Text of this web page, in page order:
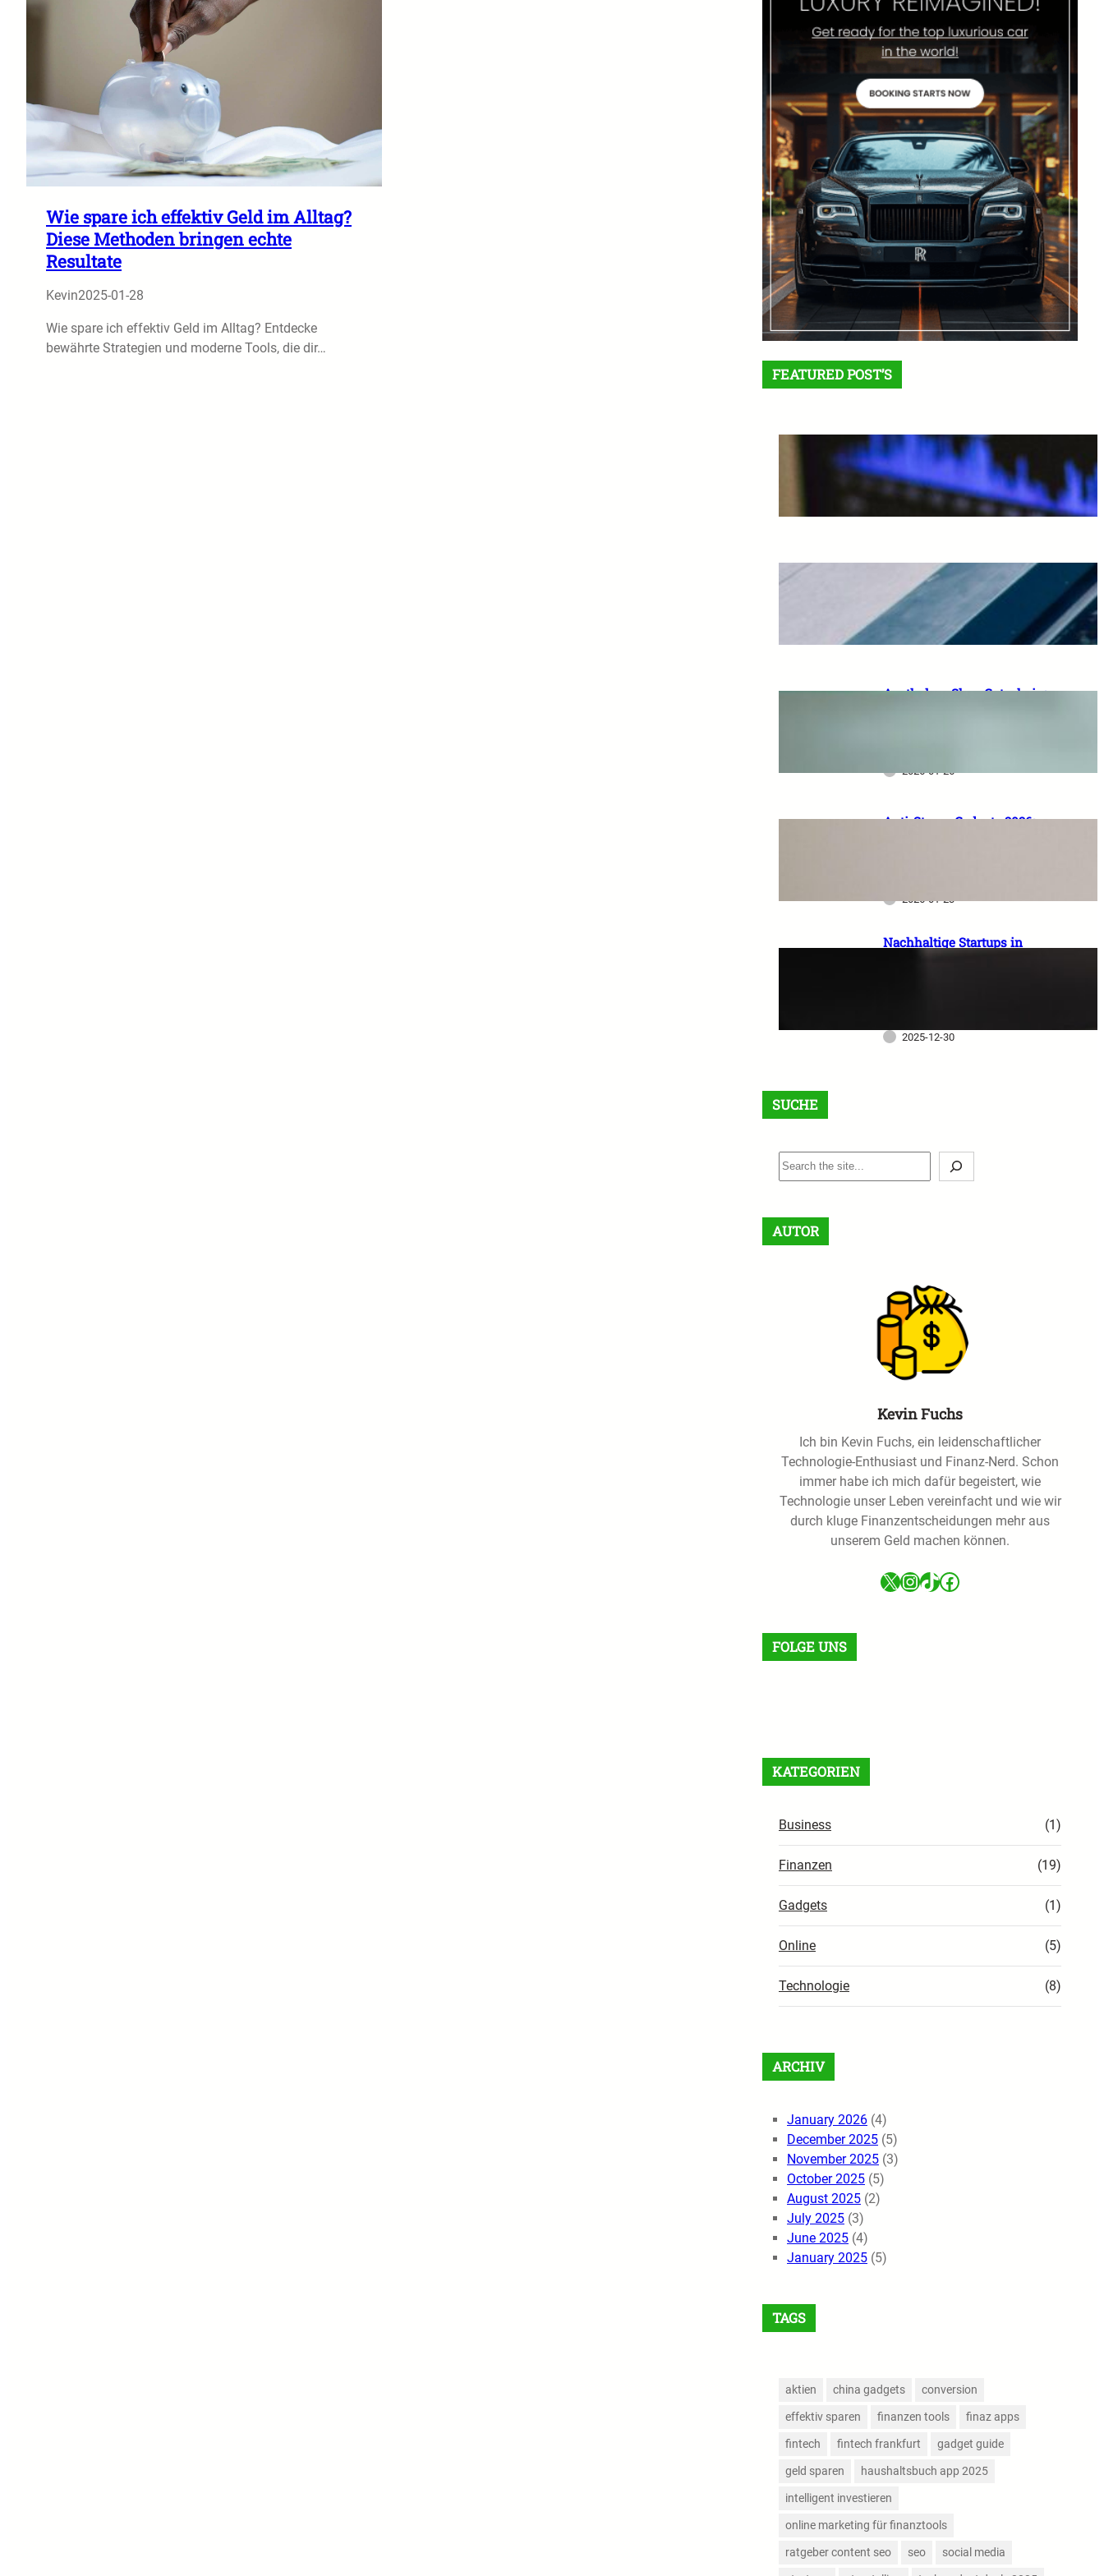
Wie spare ich effektiv Geld im Alltag?
Diese Methoden bringen echte
Resultate
Kevin2025-01-28
Wie spare ich effektiv Geld im Alltag? Entdecke
bewährte Strategien und moderne Tools, die dir…
FEATURED POST’S
S&P 500 investieren – warum
500 Unternehmen mehr
Sicherheit bieten als gedacht
2026-01-31
Black Friday Elektronik 2026:
Strategien für echte Technik-
Schnäppchen
2026-01-28
Apotheken Shop Gutschein:
2026-01-26
Anti-Stress-Gadgets 2026:
2026-01-23
Nachhaltige Startups in
2025-12-30
SUCHE
S
e
r
c
AUTOR
Kevin Fuchs
Ich bin Kevin Fuchs, ein leidenschaftlicher
Technologie-Enthusiast und Finanz-Nerd. Schon
immer habe ich mich dafür begeistert, wie
Technologie unser Leben vereinfacht und wie wir
durch kluge Finanzentscheidungen mehr aus
unserem Geld machen können.
X InstagramTikTok Facebook
FOLGE UNS
KATEGORIEN
Business (1)
Finanzen (19)
Gadgets (1)
Online (5)
Technologie (8)
ARCHIV
January 2026 (4)
December 2025 (5)
November 2025 (3)
October 2025 (5)
August 2025 (2)
July 2025 (3)
June 2025 (4)
January 2025 (5)
TAGS
aktien china gadgets conversion
effektiv sparen finanzen tools finaz apps
fintech fintech frankfurt gadget guide
geld sparen haushaltsbuch app 2025
intelligent investieren
online marketing für finanztools
ratgeber content seo seo social media